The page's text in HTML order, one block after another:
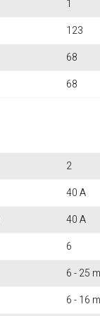
1
123
68
68
2
40 A
40 A
6
6 - 25
6 - 16